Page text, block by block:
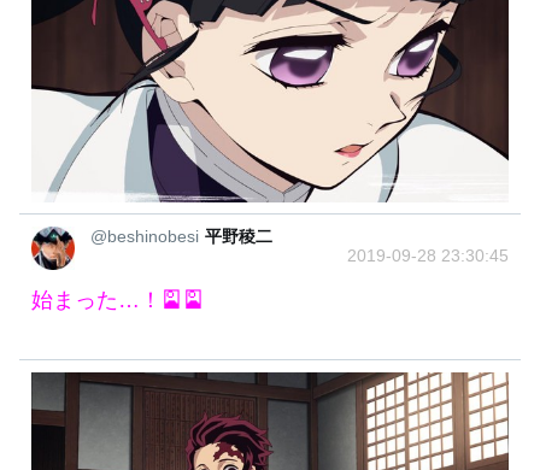
@beshinobesi 平野稜二
2019-09-28 23:30:45
始まった…！🎴🎴